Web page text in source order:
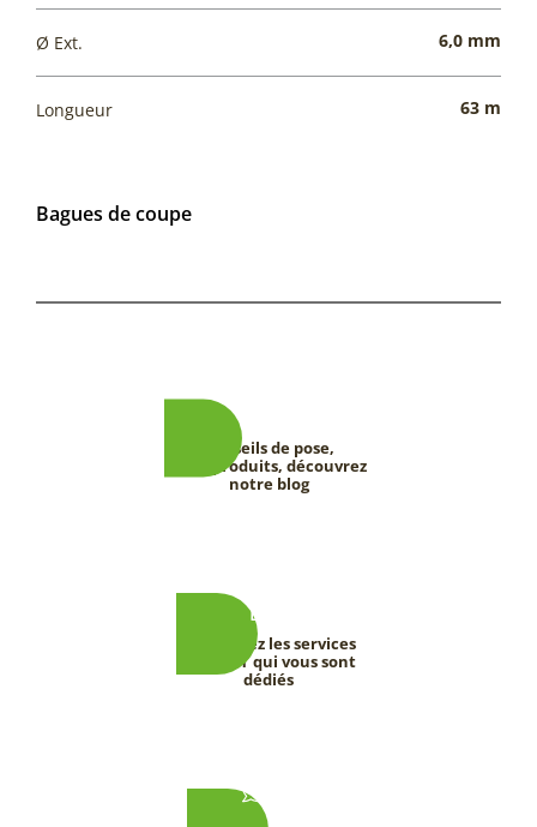
Ø Ext. 6,0 mm
Longueur 63 m
Bagues de coupe
Conseils de pose,
tests produits, découvrez
notre blog
Découvrez les services
DEEVERT qui vous sont
dédiés